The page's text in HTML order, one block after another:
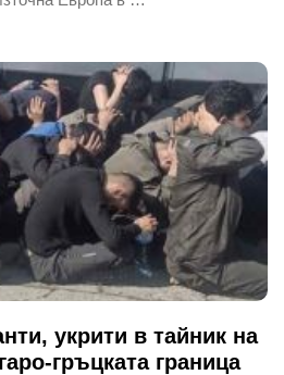
укрити в тайник на
гръцката граница